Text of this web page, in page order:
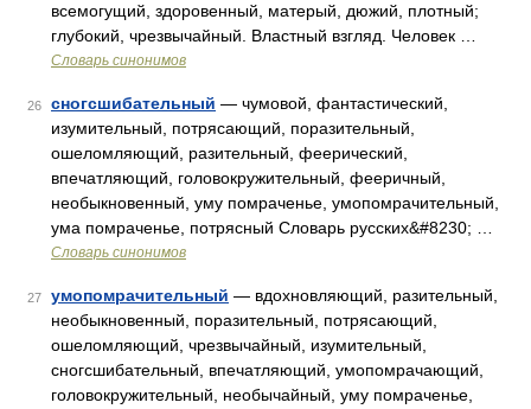
всемогущий, здоровенный, матерый, дюжий, плотный;
глубокий, чрезвычайный. Властный взгляд. Человек …
Словарь синонимов
26 сногсшибательный — чумовой, фантастический,
изумительный, потрясающий, поразительный,
ошеломляющий, разительный, феерический,
впечатляющий, головокружительный, фееричный,
необыкновенный, уму помраченье, умопомрачительный,
ума помраченье, потрясный Словарь русских&#8230; …
Словарь синонимов
27 умопомрачительный — вдохновляющий, разительный,
необыкновенный, поразительный, потрясающий,
ошеломляющий, чрезвычайный, изумительный,
сногсшибательный, впечатляющий, умопомрачающий,
головокружительный, необычайный, уму помраченье,